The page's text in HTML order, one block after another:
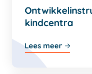
kindcentra
Lees meer